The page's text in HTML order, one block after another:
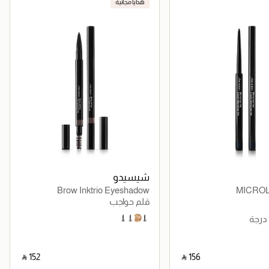
‎ ⃁ ⁦156⁩ ‎
هدايا مجانية
شيسيدو
Brow Inktrio Eyeshadow
قلم حواجب
3.5 Light with A Neutral Undertone
1,5N Neutral
2
4
‎ ⃁ ⁦152⁩ ‎